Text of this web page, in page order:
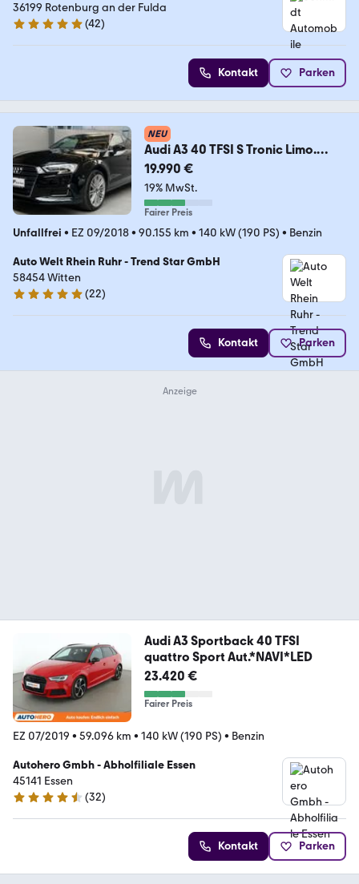
36199 Rotenburg an der Fulda
4.8 Sterne
(42)
Kontakt Parken
NEU
Audi A3 40 TFSI S Tronic Limo.
sport
19.990 €
19% MwSt.
Fairer Preis
Unfallfrei • EZ 09/2018• 90.155 km • 140 kW (190 PS) • Benzin
Auto Welt Rhein Ruhr - Trend Star GmbH
58454 Witten
4.9 Sterne
(22)
Kontakt Parken
Audi A3 Sportback 40 TFSI
quattro Sport Aut.*NAVI*LED
23.420 €
Fairer Preis
EZ 07/2019 • 59.096 km • 140 kW (190 PS) • Benzin
Autohero Gmbh - Abholfiliale Essen
45141 Essen
4.7 Sterne
(32)
Kontakt Parken